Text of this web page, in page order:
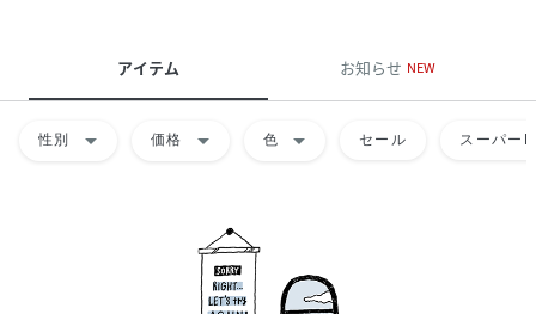
アイテム お知らせ NEW
性別 arrow_drop_down 価格 arrow_drop_down 色 arrow_drop_down セール スーパー